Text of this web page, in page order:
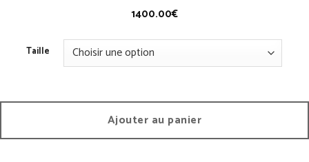
1400.00€
Taille
Ajouter au panier